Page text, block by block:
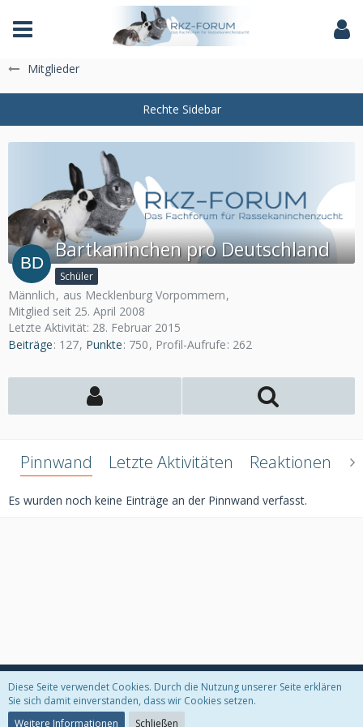
Das Fachforum der Rassekaninchenzucht
Mitglieder
Bartkaninchen pro Deutschland
Schüler
Männlich
aus Mecklenburg Vorpommern
Mitglied seit 25. April 2008
Letzte Aktivität: 28. Februar 2015
Beiträge 127 Punkte 750 Profil-Aufrufe 262
Pinnwand Letzte Aktivitäten Reaktionen
Es wurden noch keine Einträge an der Pinnwand verfasst.
Datenschutzerklärung Kontakt Impressum
Diese Seite verwendet Cookies. Durch die Nutzung unserer Seite erklären
Sie sich damit einverstanden, dass wir Cookies setzen.
Weitere Informationen
Schließen